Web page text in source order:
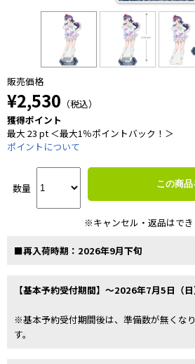
販売価格
¥2,530 （税込）
獲得ポイント
最大 23 pt ＜最大1％ポイントバック！＞
ポイントについて
数量 この商
※キャンセル・返品はでき
■再入荷時期：2026年9月下旬
【基本予約受付期間】～2026年7月5日（日
※基本予約受付期間後は、準備数が無くな
す。